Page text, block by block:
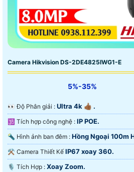
Camera Hikvision DS-2DE4825IWG1-E
5%-35%
️👀 Độ Phân giải : Ultra 4k 👍🏾 .
🕉️ Tích hợp công nghệ : IP POE.
🔦 Hình ảnh ban đêm : Hồng Ngoại 100m
⚒ Camera Thiết Kế IP67 xoay 360.
️🎙 Tích Hợp : Xoay Zoom.